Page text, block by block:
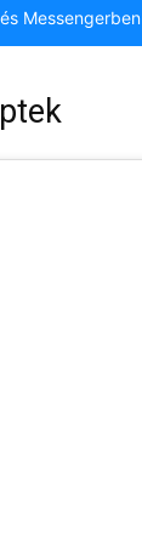
Messengerben